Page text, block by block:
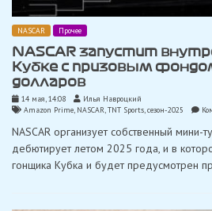
NASCAR Прочее
NASCAR запустит
Кубке с призовым
долларов
14 мая, 14:08
Илья Навроцкий
Amazon Prime, NASCAR,TNT Sports,сезон-2025
NASCAR организует собственный мини-
дебютирует летом 2025 года, и в
гонщика Кубка и будет предусмотрен